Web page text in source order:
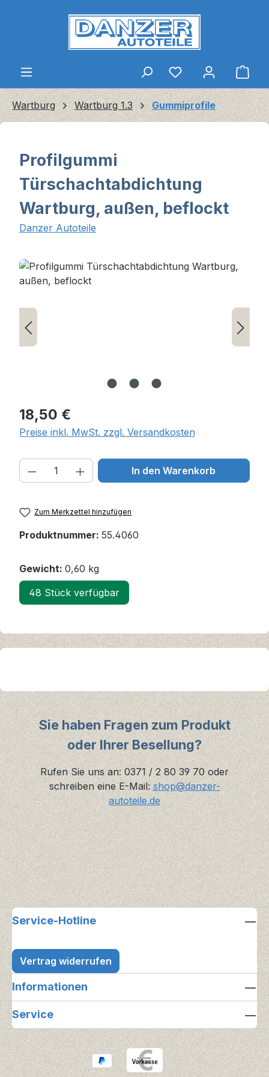
Zum Hauptinhalt springen
Wartburg Wartburg 1.3 Gummiprofile
Profilgummi
Türschachtabdichtung
Wartburg, außen, beflockt
Danzer Autoteile
Bildergalerie überspringen
Regulärer Preis:
18,50 €
Preise inkl. MwSt. zzgl. Versandkosten
Produkt Anzahl: Gib den
In den Warenkorb
Zum Merkzettel hinzufügen
Produktnummer: 55.4060
Gewicht: 0,60 kg
48 Stück verfügbar
Sie haben Fragen zum Produkt
oder Ihrer Besellung?
Rufen Sie uns an: 0371 / 2 80 39 70 oder
schreiben eine E-Mail: shop@danzer-
autoteile.de
Service-Hotline
Vertrag widerrufen
Informationen
Service